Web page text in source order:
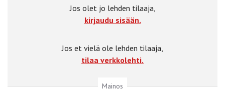
Jos olet jo lehden tilaaja,
kirjaudu sisään.
Jos et vielä ole lehden tilaaja,
tilaa verkkolehti.
Mainos